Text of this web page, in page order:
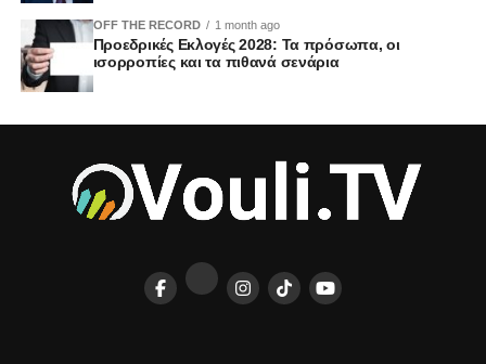
OFF THE RECORD 1 month ago
Προεδρικές Εκλογές 2028: Τα πρόσωπα, οι
ισορροπίες και τα πιθανά σενάρια